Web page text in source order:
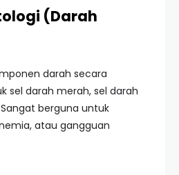
(Darah
darah secara
sel darah merah, sel darah
berguna untuk
atau gangguan